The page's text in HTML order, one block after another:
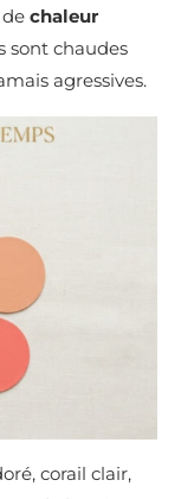
chaleur
sont chaudes
agressives.
corail clair,